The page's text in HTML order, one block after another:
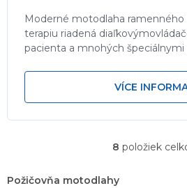
Moderné motodlaha ramenného
terapiu riadená
pacienta a mnohých špeciálnymi
VÍCE
O
8 položiek
Požičovňa motodlahy